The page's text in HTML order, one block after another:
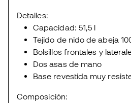
Detalles:
Capacidad: 51,5 l
Tejido de nido de abeja
Bolsillos frontales y
Dos asas de mano
Base revestida muy
Composición: